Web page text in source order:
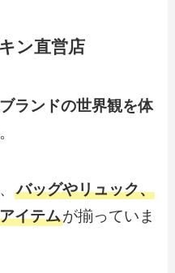
ン直営店
ブランドの世界観を体
バッグやリュック、
イテムが揃っていま